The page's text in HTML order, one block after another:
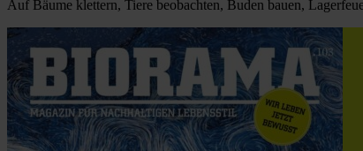
Auf Bäume klettern, Tiere beobachten, Buden bauen,